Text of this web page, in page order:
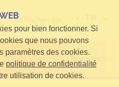
Open menu
pour bien fonctionner. Si
que nous pouvons
paramètres des cookies.
politique de confidentialité
utilisation de cookies.